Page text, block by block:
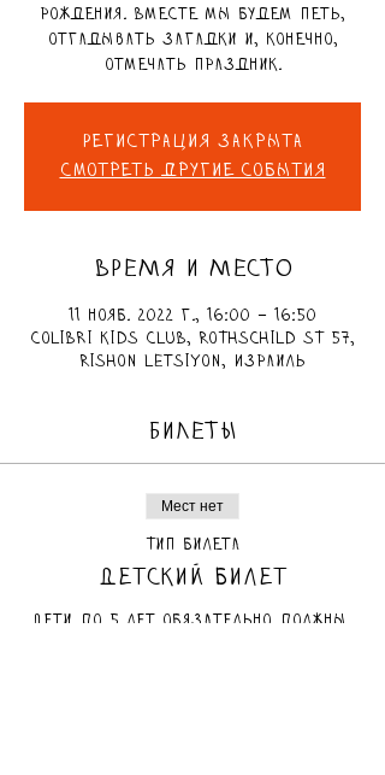
рождения. Вместе мы будем петь,
отгадывать загадки и, конечно,
отмечать праздник.
Регистрация закрыта
Смотреть другие события
ВРЕМЯ И МЕСТО
11 нояб. 2022 г., 16:00 – 16:50
Colibri Kids Club, Rothschild St 57,
Rishon LeTsiyon, Израиль
БИЛЕТЫ
Мест нет
Тип билета
Детский билет
Дети до 5 лет обязательно должны